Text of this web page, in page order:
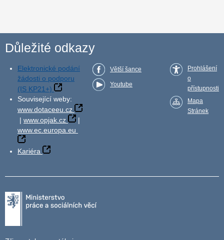
Důležité odkazy
Elektronické podání
žádosti o podporu
(IS KP21+)
Související weby:
www.dotaceeu.cz
| www.opjak.cz
|
www.ec.europa.eu
Kariéra
Větší šance
Youtube
Prohlášení
o
přístupnosti
Mapa
Stránek